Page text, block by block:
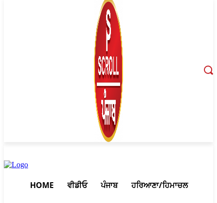
HOME ਵੀਡੀਓ ਪੰਜਾਬ ਹਰਿਆਣਾ/ਹਿਮਾਚਲ